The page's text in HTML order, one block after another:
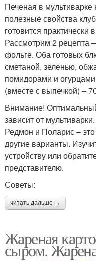
Печеная в мультиварке
полезные свойства
готовится
Рассмотрим 2 рецепта
фольге. Оба готовых
сметаной, зеленью,
помидорами и
(вместе с выпечкой) –
Внимание!
зависит от
Редмон и Поларис –
другие варианты.
устройству или
представителю.
Советы:
читать дальше →
Жареная
сыром.